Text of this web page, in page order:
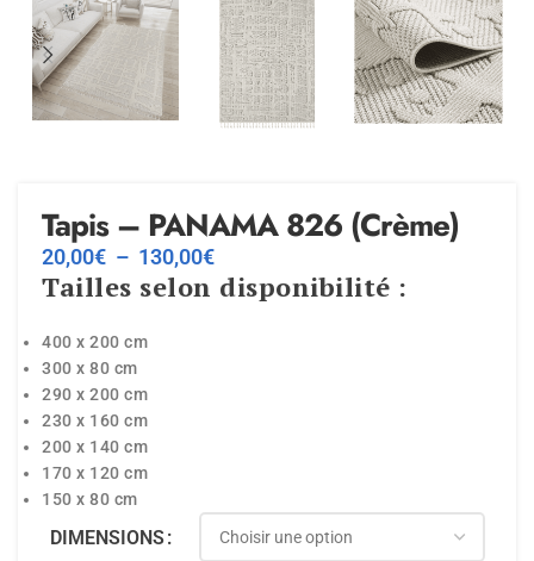
Tapis – PANAMA 826 (Crème)
20,00€ – 130,00€
Tailles selon disponibilité :
400 x 200 cm
300 x 80 cm
290 x 200 cm
230 x 160 cm
200 x 140 cm
170 x 120 cm
150 x 80 cm
DIMENSIONS